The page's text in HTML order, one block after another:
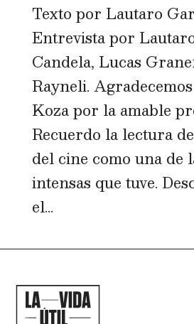
Texto por Lautaro
Entrevista por
Candela, Lucas
Rayneli.
Koza por la amable
Recuerdo la lectura
del cine como una de
intensas que tuve.
el...